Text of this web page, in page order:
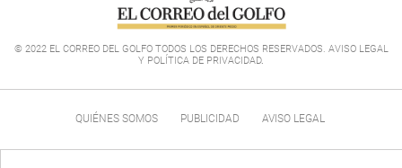
© 2022 EL CORREO DEL GOLFO TODOS LOS DERECHOS RESERVADOS. AVISO LEGAL
Y POLÍTICA DE PRIVACIDAD.
QUIÉNES SOMOS PUBLICIDAD AVISO LEGAL